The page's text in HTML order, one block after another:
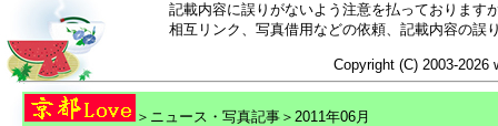
記載内容に誤りがないよう注意を払っております
相互リンク、写真借用などの依頼、記載内容の誤
Copyright (C) 2003-2026
＞ニュース・写真記事＞2011年06月